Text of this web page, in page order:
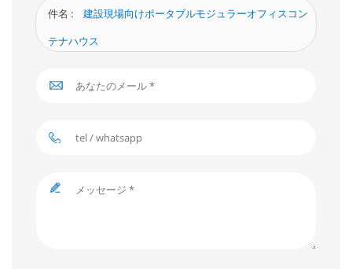
件名 :
建設現場向けポータブルモジュラーオフィスコン
テナハウス